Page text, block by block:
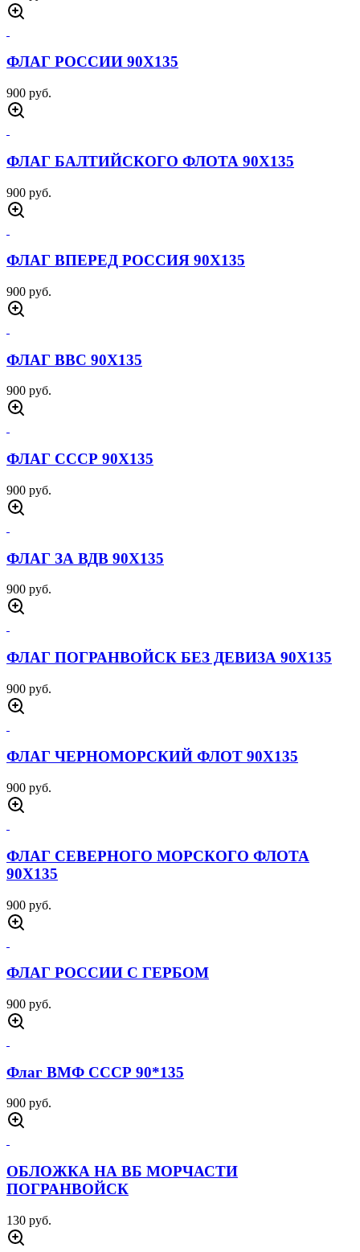
ФЛАГ РОССИИ 90Х135
900 руб.
ФЛАГ БАЛТИЙСКОГО ФЛОТА 90Х135
900 руб.
ФЛАГ ВПЕРЕД РОССИЯ 90Х135
900 руб.
ФЛАГ ВВС 90Х135
900 руб.
ФЛАГ СССР 90Х135
900 руб.
ФЛАГ ЗА ВДВ 90Х135
900 руб.
ФЛАГ ПОГРАНВОЙСК БЕЗ ДЕВИЗА 90Х135
900 руб.
ФЛАГ ЧЕРНОМОРСКИЙ ФЛОТ 90Х135
900 руб.
ФЛАГ СЕВЕРНОГО МОРСКОГО ФЛОТА
90Х135
900 руб.
ФЛАГ РОССИИ С ГЕРБОМ
900 руб.
Флаг ВМФ СССР 90*135
900 руб.
ОБЛОЖКА НА ВБ МОРЧАСТИ
ПОГРАНВОЙСК
130 руб.